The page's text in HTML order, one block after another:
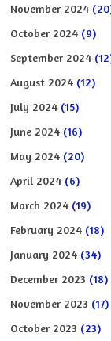
November 2024
October 2024 (9)
September 2024
August 2024 (12)
July 2024 (15)
June 2024 (16)
May 2024 (20)
April 2024 (6)
March 2024 (19)
February 2024 (18)
January 2024 (34)
December 2023 (18)
November 2023 (17)
October 2023 (23)